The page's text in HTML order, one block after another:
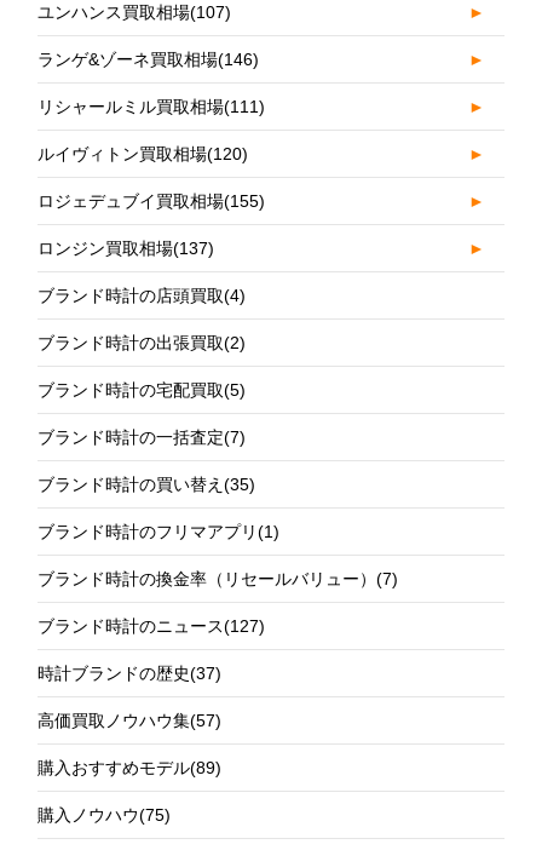
ユンハンス買取相場(107) ►
ランゲ&ゾーネ買取相場(146) ►
リシャールミル買取相場(111) ►
ルイヴィトン買取相場(120) ►
ロジェデュブイ買取相場(155) ►
ロンジン買取相場(137) ►
ブランド時計の店頭買取(4)
ブランド時計の出張買取(2)
ブランド時計の宅配買取(5)
ブランド時計の一括査定(7)
ブランド時計の買い替え(35)
ブランド時計のフリマアプリ(1)
ブランド時計の換金率（リセールバリュー）(7)
ブランド時計のニュース(127)
時計ブランドの歴史(37)
高価買取ノウハウ集(57)
購入おすすめモデル(89)
購入ノウハウ(75)